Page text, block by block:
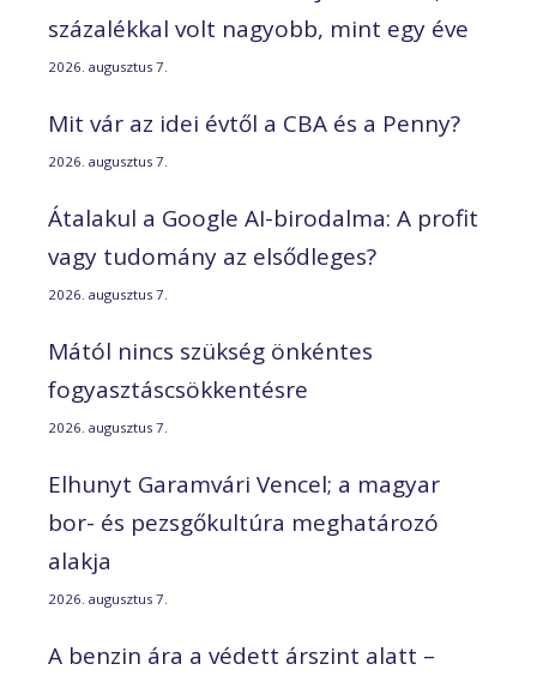
százalékkal volt nagyobb, mint egy éve
2026. augusztus 7.
Mit vár az idei évtől a CBA és a Penny?
2026. augusztus 7.
Átalakul a Google AI-birodalma: A profit
vagy tudomány az elsődleges?
2026. augusztus 7.
Mától nincs szükség önkéntes
fogyasztáscsökkentésre
2026. augusztus 7.
Elhunyt Garamvári Vencel; a magyar
bor- és pezsgőkultúra meghatározó
alakja
2026. augusztus 7.
A benzin ára a védett árszint alatt –